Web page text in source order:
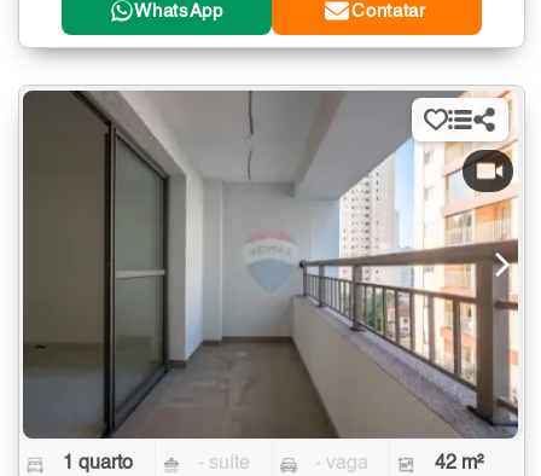
WhatsApp Contatar
1 quarto - suíte - vaga 42 m²